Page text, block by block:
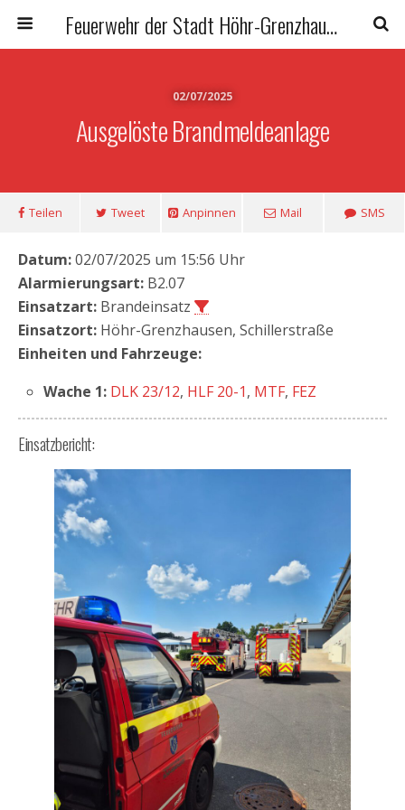
Feuerwehr der Stadt Höhr-Grenzhausen
02/07/2025
Ausgelöste Brandmeldeanlage
Teilen Tweet Anpinnen Mail SMS
Datum:02/07/2025 um 15:56 Uhr
Alarmierungsart: B2.07
Einsatzart: Brandeinsatz
Einsatzort: Höhr-Grenzhausen, Schillerstraße
Einheiten und Fahrzeuge:
Wache 1: DLK 23/12, HLF 20-1, MTF, FEZ
Einsatzbericht: